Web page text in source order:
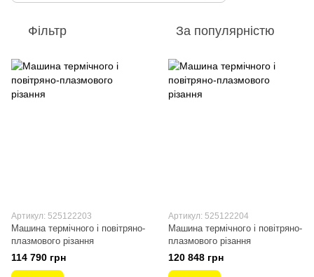
Фільтр За популярністю
Артикул: 525122203
Машина термічного і повітряно-
плазмового різання
114 790 грн
Артикул: 525122204
Машина термічного і повітряно-
плазмового різання
120 848 грн